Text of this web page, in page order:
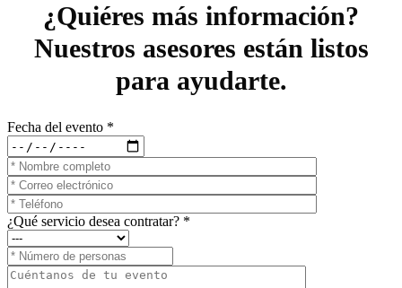
¿Quiéres más información?
Nuestros asesores están listos
para ayudarte.
Fecha del evento *
¿Qué servicio desea contratar? *